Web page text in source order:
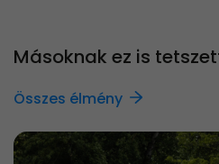
Másoknak ez is
Összes élmény